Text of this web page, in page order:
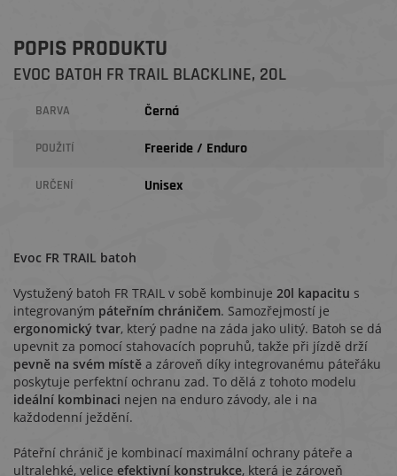
POPIS PRODUKTU
EVOC BATOH FR TRAIL BLACKLINE, 20L
BARVA Černá
POUŽITÍ Freeride / Enduro
URČENÍ Unisex
Evoc FR TRAIL batoh
Vystužený batoh FR TRAIL v sobě kombinuje 20l kapacitu s
integrovaným páteřním chráničem. Samozřejmostí je
ergonomický tvar, který padne na záda jako ulitý. Batoh se dá
upevnit za pomocí stahovacích popruhů, takže při jízdě drží
pevně na svém místě a zároveň díky integrovanému páteřáku
poskytuje perfektní ochranu zad. To dělá z tohoto modelu
ideální kombinaci nejen na enduro závody, ale i na
každodenní ježdění.
Páteřní chránič je kombinací maximální ochrany páteře a
ultralehké, velice efektivní konstrukce, která je zároveň